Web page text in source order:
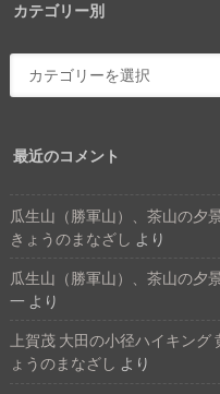
カテゴリー別
最近のコメント
瓜生山（勝軍山）、茶山の夕
きょうのまなざし より
瓜生山（勝軍山）、茶山の夕
一 より
上賀茂 大田の小径ハイキング
ょうのまなざし より